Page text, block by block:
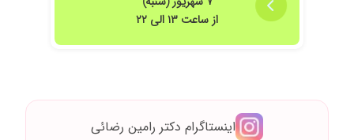
ودقیق توضیح میدن و دقیق گوش میدن
برای اولین ویزیت تشخیص درستی دادن فعلا به
درمان نرسیدیم اما تو این زمونه همین که ۱ دکتر با
۱۴۰۵/۰۳/۱۸
عالی است
از ساعت ۱۳ الی ۲۲
اینستاگرام دکتر رامین رضائی